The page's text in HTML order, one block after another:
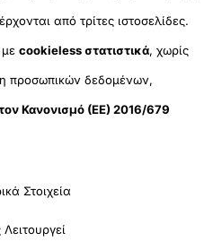
από τρίτες ιστοσελίδες.
μεcookieless στατιστικά, χωρίς
προσωπικών δεδομένων,
Κανονισμό (ΕΕ) 2016/679
Στοιχεία